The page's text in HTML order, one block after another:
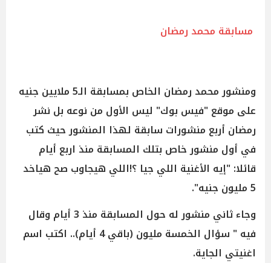
مسابقة محمد رمضان
ومنشور محمد رمضان الخاص بمسابقة الـ5 ملايين جنيه
على موقع "فيس بوك" ليس الأول من نوعه بل نشر
رمضان أربع منشورات سابقة لهذا المنشور حيث كتب
في أول منشور خاص بتلك المسابقة منذ اربع أيام
قائلا: "إيه الأغنية اللي جيا ؟!اللي هيجاوب صح هياخد
5 مليون جنيه".
وجاء ثاني منشور له حول المسابقة منذ 3 أيام وقال
فيه " سؤال الخمسة مليون (باقي 4 أيام).. اكتب اسم
اغنيتي الجاية.